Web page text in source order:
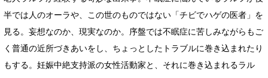
半では人のオーラや、この世のものではない「チビでハゲの医者」を
見る。妄想なのか、現実なのか。序盤では不眠症に苦しみながらもご
く普通の近所づきあいをし、ちょっとしたトラブルに巻き込まれたり
もする。妊娠中絶支持派の女性活動家と、それに巻き込まれるラル